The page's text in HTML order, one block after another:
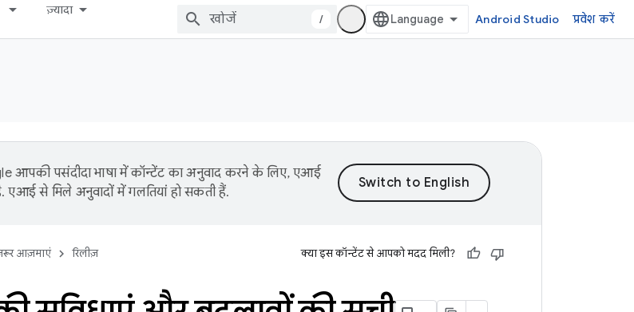
ज़्यादा
/ Android Studio प्रवेश करें
आपकी पसंदीदा भाषा में कॉन्टेंट का अनुवाद करने के लिए, एआई
एआई से मिले अनुवादों में गलतियां हो सकती हैं.
आज़माएं रिलीज़ क्या इस कॉन्टेंट से आपको मदद मिली?